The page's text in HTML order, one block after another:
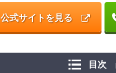
公式サイトを見る
目次